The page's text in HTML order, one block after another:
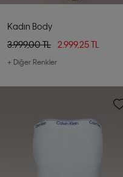
Kadın Body
3.999,00 TL
2.999,25 TL
+ Diğer Renkler